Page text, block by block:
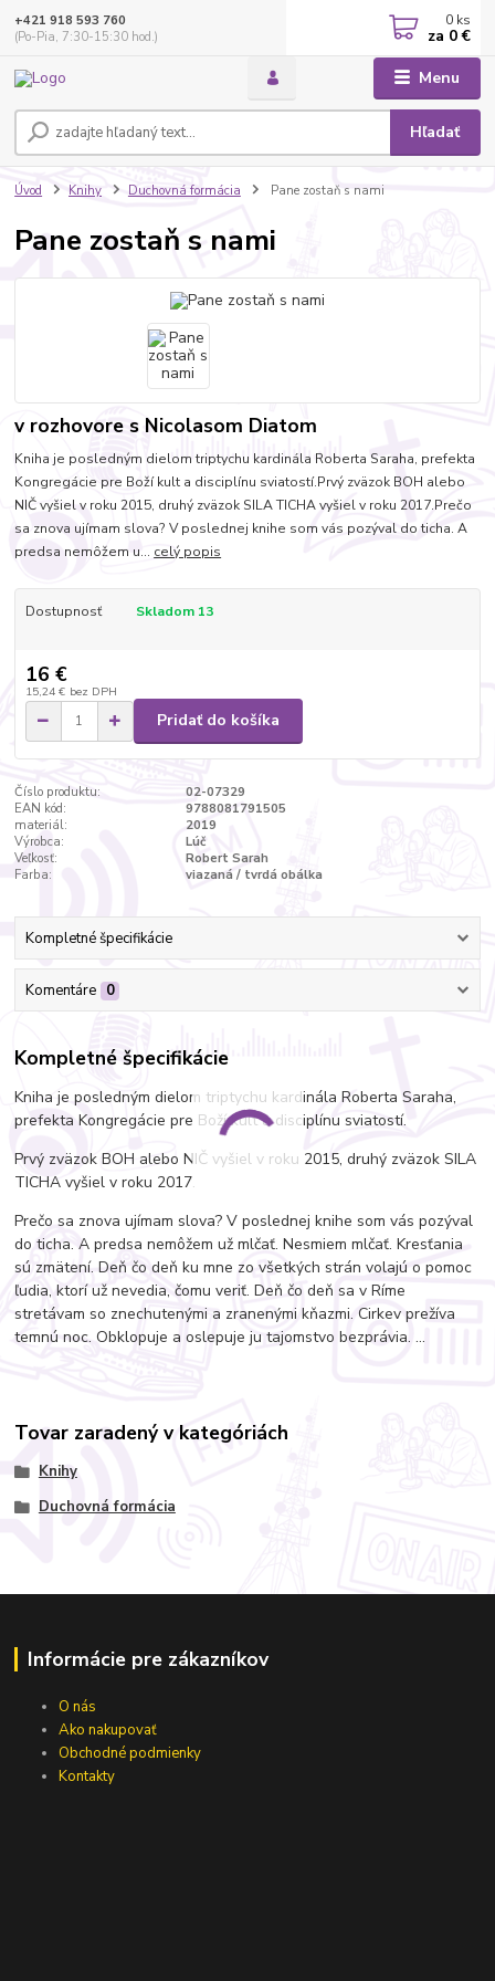
Menu
Hľadať
+421 918 593 760
(Po-Pia, 7:30-15:30 hod.)
0 ks
za 0 €
Úvod Knihy Duchovná formácia Pane zostaň s nami
Pane zostaň s nami
v rozhovore s Nicolasom Diatom
Kniha je posledným dielom triptychu kardinála Roberta Saraha, prefekta
Kongregácie pre Boží kult a disciplínu sviatostí.Prvý zväzok BOH alebo
NIČ vyšiel v roku 2015, druhý zväzok SILA TICHA vyšiel v roku 2017.Prečo
sa znova ujímam slova? V poslednej knihe som vás pozýval do ticha. A
predsa nemôžem u... celý popis
Dostupnosť Skladom 13
16 €
15,24 € bez DPH
Pridať do košíka
Číslo produktu:
02-07329
EAN kód:
9788081791505
materiál:
2019
Výrobca:
Lúč
Veľkosť:
Robert Sarah
Farba:
viazaná / tvrdá obálka
Kompletné špecifikácie
Komentáre 0
Kompletné špecifikácie
Kniha je posledným dielom triptychu kardinála Roberta Saraha,
prefekta Kongregácie pre Boží kult a disciplínu sviatostí.
Prvý zväzok BOH alebo NIČ vyšiel v roku 2015, druhý zväzok SILA
TICHA vyšiel v roku 2017.
Prečo sa znova ujímam slova? V poslednej knihe som vás pozýval
do ticha. A predsa nemôžem už mlčať. Nesmiem mlčať. Kresťania
sú zmätení. Deň čo deň ku mne zo všetkých strán volajú o pomoc
ľudia, ktorí už nevedia, čomu veriť. Deň čo deň sa v Ríme
stretávam so znechutenými a zranenými kňazmi. Cirkev prežíva
temnú noc. Obklopuje a oslepuje ju tajomstvo bezprávia. ...
Tovar zaradený v kategóriách
Knihy
Duchovná formácia
Informácie pre zákazníkov
O nás
Ako nakupovať
Obchodné podmienky
Kontakty